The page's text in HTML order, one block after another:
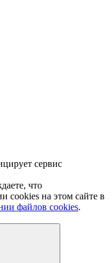
сервис
что
cookies на этом сайте в
файлов cookies.